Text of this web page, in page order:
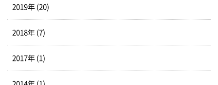
2019年 (20)
2018年 (7)
2017年 (1)